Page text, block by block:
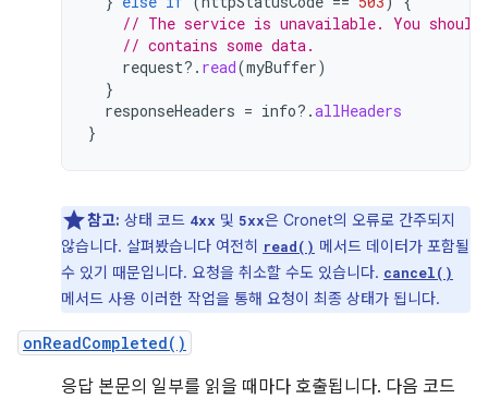
// The service is unavailable. You
// contains some data.
request?. read(myBuffer)
}
responseHeaders = info?.allHeaders
}
참고: 상태 코드 4xx 및 5xx은 Cronet의 오류로 간주되지
않습니다. 살펴봤습니다 여전히 read() 메서드 데이터가 포함될
수 있기 때문입니다. 요청을 취소할 수도 있습니다. cancel()
메서드 사용 이러한 작업을 통해 요청이 최종 상태가 됩니다.
onReadCompleted()
응답 본문의 일부를 읽을 때마다 호출됩니다. 다음 코드